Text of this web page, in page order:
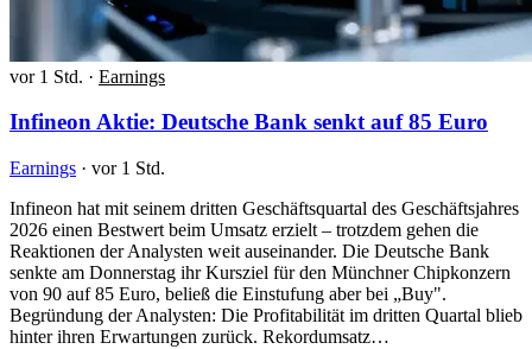
vor 1 Std. · Earnings
Infineon Aktie: Deutsche Bank senkt auf 85 Euro
Earnings · vor 1 Std.
Infineon hat mit seinem dritten Geschäftsquartal des Geschäftsjahres
2026 einen Bestwert beim Umsatz erzielt – trotzdem gehen die
Reaktionen der Analysten weit auseinander. Die Deutsche Bank
senkte am Donnerstag ihr Kursziel für den Münchner Chipkonzern
von 90 auf 85 Euro, beließ die Einstufung aber bei „Buy".
Begründung der Analysten: Die Profitabilität im dritten Quartal blieb
hinter ihren Erwartungen zurück. Rekordumsatz…